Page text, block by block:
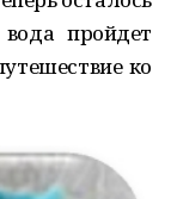
пройдет
ко